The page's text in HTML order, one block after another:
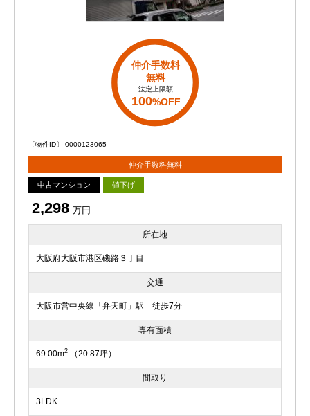
仲介手数料
無料
法定上限額
100%OFF
〔物件ID〕 0000123065
仲介手数料無料
中古マンション 値下げ
2,298 万円
所在地
大阪府大阪市港区磯路３丁目
交通
大阪市営中央線「弁天町」駅 徒歩7分
専有面積
69.00m2 （20.87坪）
間取り
3LDK